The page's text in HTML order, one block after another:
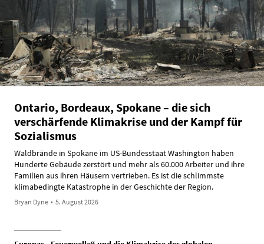
Ontario, Bordeaux, Spokane – die sich
verschärfende Klimakrise und der Kampf für
Sozialismus
Waldbrände in Spokane im US-Bundesstaat Washington haben
Hunderte Gebäude zerstört und mehr als 60.000 Arbeiter und ihre
Familien aus ihren Häusern vertrieben. Es ist die schlimmste
klimabedingte Katastrophe in der Geschichte der Region.
Bryan Dyne • 5. August 2026